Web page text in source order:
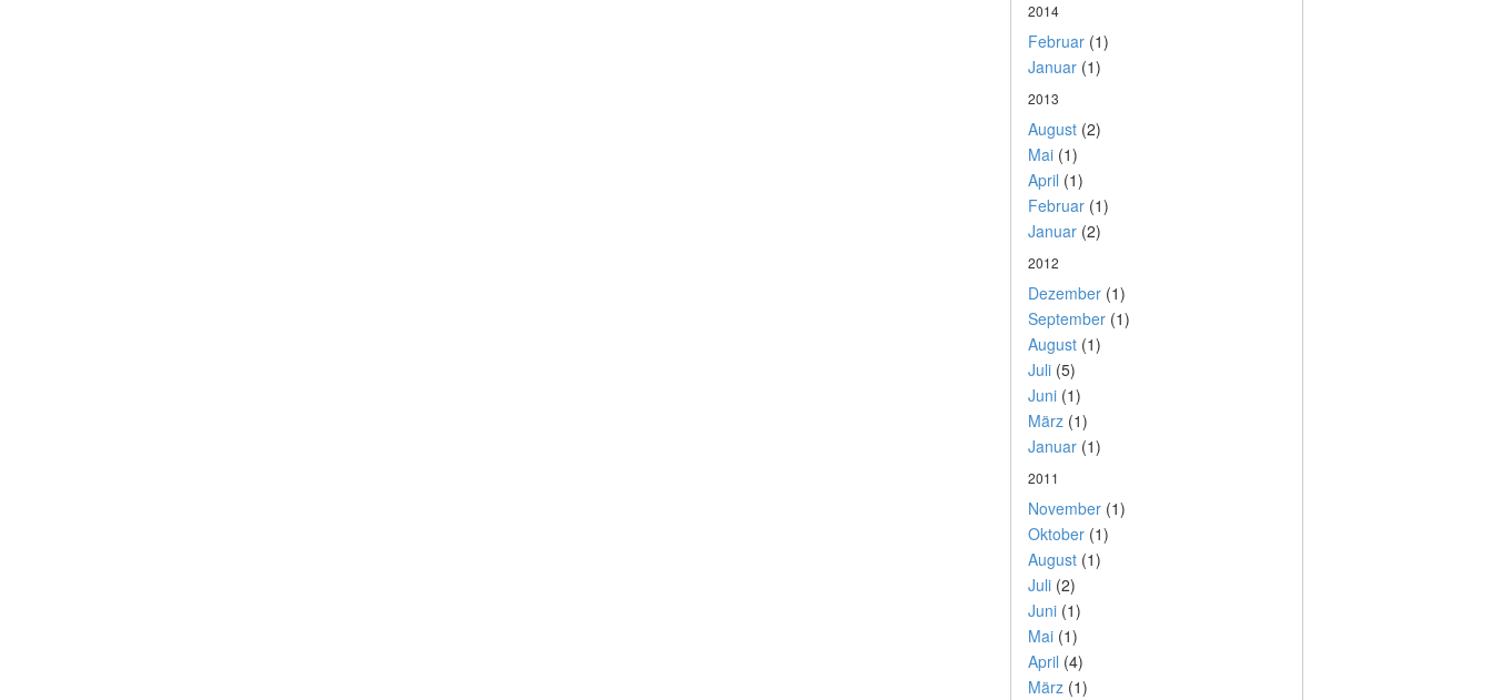
2014
Februar(1)
Januar(1)
2013
August(2)
Mai(1)
April (1)
Februar(1)
Januar(2)
2012
Dezember(1)
September(1)
August(1)
Juli(5)
Juni(1)
März(1)
Januar(1)
2011
November(1)
Oktober(1)
August(1)
Juli(2)
Juni(1)
Mai(1)
April (4)
März(1)